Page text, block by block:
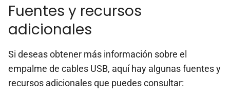
Fuentes y recursos
adicionales
Si deseas obtener más información sobre el
empalme de cables USB, aquí hay algunas fuentes y
recursos adicionales que puedes consultar: